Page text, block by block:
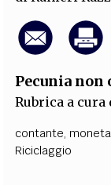
Pecunia non
Rubrica a cura
contante,
Riciclaggio